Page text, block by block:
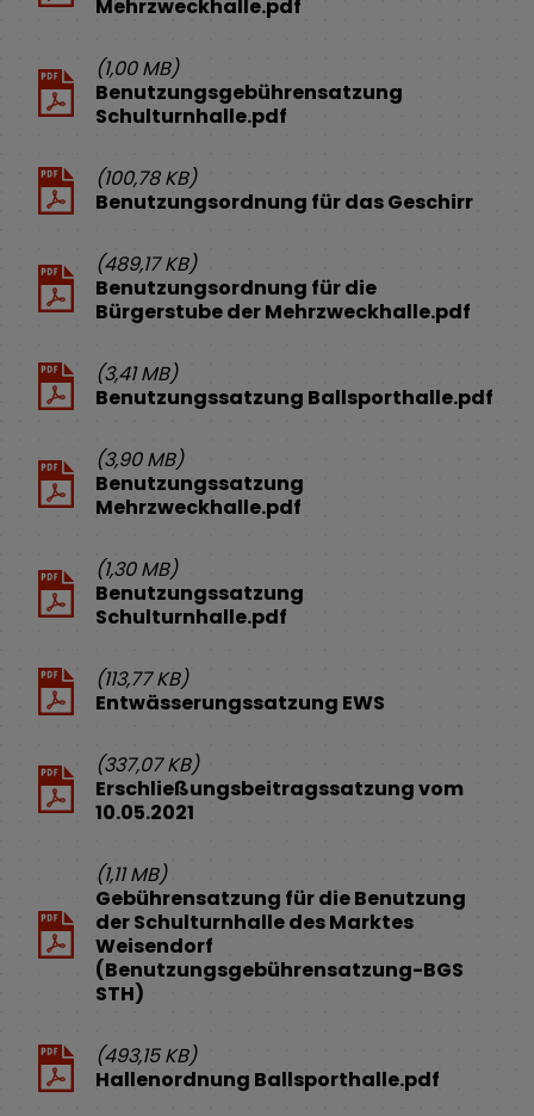
Mehrzweckhalle.pdf
(1,00 MB)
Benutzungsgebührensatzung
Schulturnhalle.pdf
(100,78 KB)
Benutzungsordnung für das Geschirr
(489,17 KB)
Benutzungsordnung für die
Bürgerstube der Mehrzweckhalle.pdf
(3,41 MB)
Benutzungssatzung Ballsporthalle.pdf
(3,90 MB)
Benutzungssatzung
Mehrzweckhalle.pdf
(1,30 MB)
Benutzungssatzung
Schulturnhalle.pdf
(113,77 KB)
Entwässerungssatzung EWS
(337,07 KB)
Erschließungsbeitragssatzung vom
10.05.2021
(1,11 MB)
Gebührensatzung für die Benutzung
der Schulturnhalle des Marktes
Weisendorf
(Benutzungsgebührensatzung-BGS
STH)
(493,15 KB)
Hallenordnung Ballsporthalle.pdf